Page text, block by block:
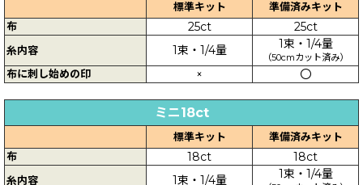
標準キット
準備済みキット
布
25ct 25ct
糸内容 1束・1/4量 1束・1/4量
（50cmカット済み）
布に刺し始めの印 × 〇
ミニ18ct
標準キット
準備済みキット
布
18ct 18ct
糸内容 1束・1/4量 1束・1/4量